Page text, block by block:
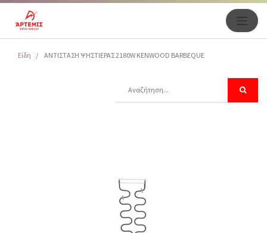
Είδη ΑΝΤΙΣΤΑΣΗ ΨΗΣΤΙΕΡΑΣ 2180W KENWOOD BARBEQUE